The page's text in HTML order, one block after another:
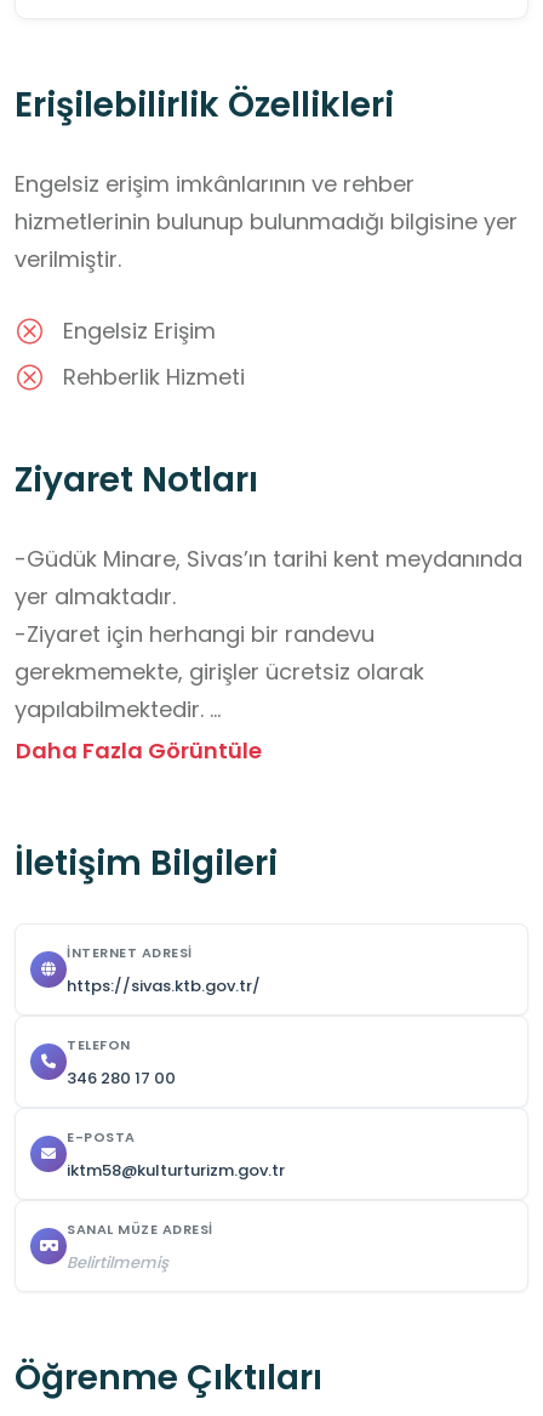
Erişilebilirlik Özellikleri
Engelsiz erişim imkânlarının ve rehber
hizmetlerinin bulunup bulunmadığı bilgisine yer
verilmiştir.
Engelsiz Erişim
Rehberlik Hizmeti
Ziyaret Notları
-Güdük Minare, Sivas’ın tarihi kent meydanında
yer almaktadır.
-Ziyaret için herhangi bir randevu
gerekmemekte, girişler ücretsiz olarak
yapılabilmektedir.
-Tarihi bir eser olduğu için sessiz olunmalı,
gösterilmelidir.
Daha Fazla Görüntüle
İletişim Bilgileri
İNTERNET ADRESI
https://sivas.ktb.gov.tr/
TELEFON
346 280 17 00
E-POSTA
iktm58@kulturturizm.gov.tr
SANAL MÜZE ADRESI
Belirtilmemiş
Öğrenme Çıktıları